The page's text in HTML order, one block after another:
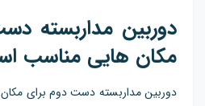
دوربین مداربسته
مکان هایی مناسب
دوربین مداربسته دست دوم برای مکان